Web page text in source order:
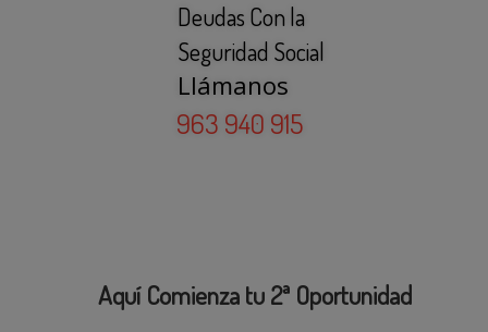
Deudas Con la
Llámanos
963 940 915
Seguridad Social
Aquí Comienza tu 2ª Oportunidad